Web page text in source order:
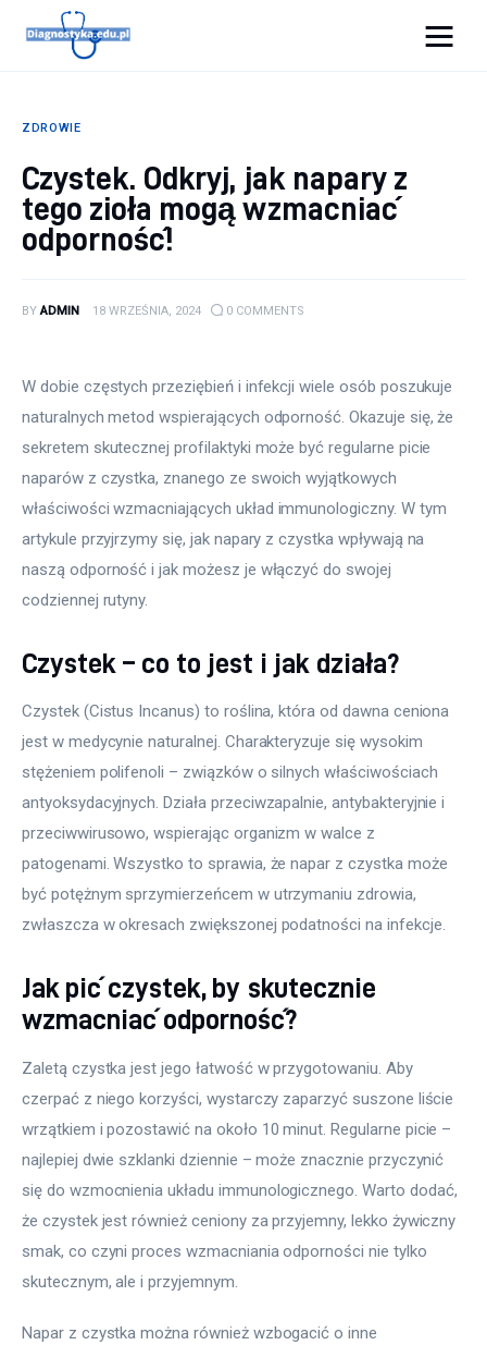
Diagnostyka.edu.pl
Profilaktyka
Sport
Zdrowie
ZDROWIE
Czystek. Odkryj, jak napary z
tego zioła mogą wzmacniać
odporność!
BY ADMIN 18 WRZEŚNIA, 2024 0 COMMENTS
W dobie częstych przeziębień i infekcji wiele osób poszukuje
naturalnych metod wspierających odporność. Okazuje się, że
sekretem skutecznej profilaktyki może być regularne picie
naparów z czystka, znanego ze swoich wyjątkowych
właściwości wzmacniających układ immunologiczny. W tym
artykule przyjrzymy się, jak napary z czystka wpływają na
naszą odporność i jak możesz je włączyć do swojej
codziennej rutyny.
Czystek – co to jest i jak działa?
Czystek (Cistus Incanus) to roślina, która od dawna ceniona
jest w medycynie naturalnej. Charakteryzuje się wysokim
stężeniem polifenoli – związków o silnych właściwościach
antyoksydacyjnych. Działa przeciwzapalnie, antybakteryjnie i
przeciwwirusowo, wspierając organizm w walce z
patogenami. Wszystko to sprawia, że napar z czystka może
być potężnym sprzymierzeńcem w utrzymaniu zdrowia,
zwłaszcza w okresach zwiększonej podatności na infekcje.
Jak pić czystek, by skutecznie
wzmacniać odporność?
Zaletą czystka jest jego łatwość w przygotowaniu. Aby
czerpać z niego korzyści, wystarczy zaparzyć suszone liście
wrzątkiem i pozostawić na około 10 minut. Regularne picie –
najlepiej dwie szklanki dziennie – może znacznie przyczynić
się do wzmocnienia układu immunologicznego. Warto dodać,
że czystek jest również ceniony za przyjemny, lekko żywiczny
smak, co czyni proces wzmacniania odporności nie tylko
skutecznym, ale i przyjemnym.
Napar z czystka można również wzbogacić o inne